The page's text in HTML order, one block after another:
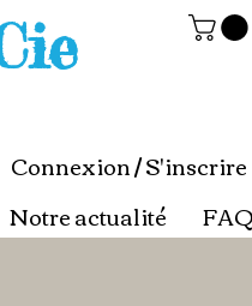
Connexion / S'inscrire
Notre actualité FAQ